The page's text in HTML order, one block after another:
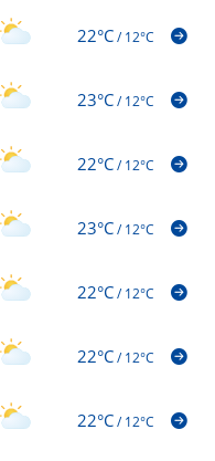
22°C/12°C
23°C/12°C
22°C/12°C
23°C/12°C
22°C/12°C
22°C/12°C
22°C/12°C